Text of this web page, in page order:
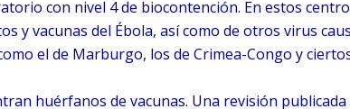
con nivel 4 de biocontención. En estos
y vacunas del Ébola, así como de otros virus
el de Marburgo, los de Crimea-Congo y
huérfanos de vacunas. Una revisión publicada